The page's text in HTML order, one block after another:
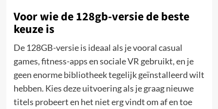
Voor wie de 128gb-versie de beste
keuze is
De 128GB-versie is ideaal als je vooral casual
games, fitness-apps en sociale VR gebruikt, en je
geen enorme bibliotheek tegelijk geïnstalleerd wilt
hebben. Kies deze uitvoering als je graag nieuwe
titels probeert en het niet erg vindt om af en toe